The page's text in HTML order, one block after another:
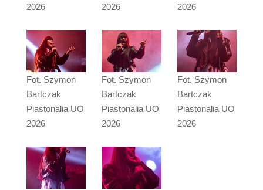
2026
2026
2026
Fot. Szymon
Bartczak
Piastonalia UO
2026
Fot. Szymon
Bartczak
Piastonalia UO
2026
Fot. Szymon
Bartczak
Piastonalia UO
2026